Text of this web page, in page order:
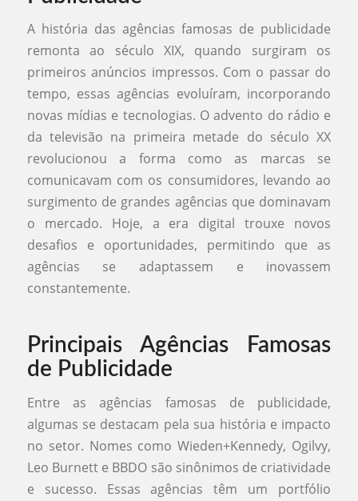
A história das agências famosas de publicidade
remonta ao século XIX, quando surgiram os
primeiros anúncios impressos. Com o passar do
tempo, essas agências evoluíram, incorporando
novas mídias e tecnologias. O advento do rádio e
da televisão na primeira metade do século XX
revolucionou a forma como as marcas se
comunicavam com os consumidores, levando ao
surgimento de grandes agências que dominavam
o mercado. Hoje, a era digital trouxe novos
desafios e oportunidades, permitindo que as
agências se adaptassem e inovassem
constantemente.
Principais Agências Famosas
de Publicidade
Entre as agências famosas de publicidade,
algumas se destacam pela sua história e impacto
no setor. Nomes como Wieden+Kennedy, Ogilvy,
Leo Burnett e BBDO são sinônimos de criatividade
e sucesso. Essas agências têm um portfólio